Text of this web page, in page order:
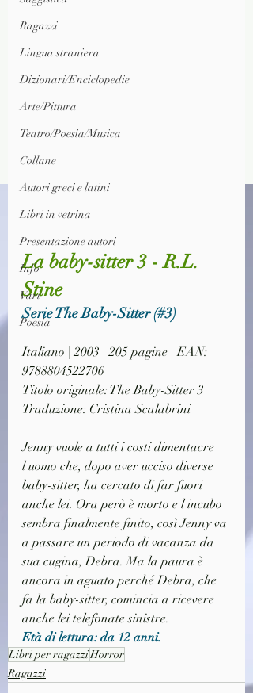
Ragazzi
Lingua straniera
Dizionari/Enciclopedie
Arte/Pittura
Teatro/Poesia/Musica
Collane
Autori greci e latini
Libri in vetrina
Presentazione autori
Info
Vari
Poesia
La baby-sitter 3 - R.L.
Stine
Serie The Baby-Sitter (#3)
Italiano | 2003 | 205 pagine | EAN:
9788804522706
Titolo originale: The Baby-Sitter 3
Traduzione: Cristina Scalabrini
Jenny vuole a tutti i costi dimentacre
l'uomo che, dopo aver ucciso diverse
baby-sitter, ha cercato di far fuori
anche lei. Ora però è morto e l'incubo
sembra finalmente finito, così Jenny va
a passare un periodo di vacanza da
sua cugina, Debra. Ma la paura è
ancora in aguato perché Debra, che
fa la baby-sitter, comincia a ricevere
anche lei telefonate sinistre.
Età di lettura: da 12 anni.
Libri per ragazziHorror
Ragazzi